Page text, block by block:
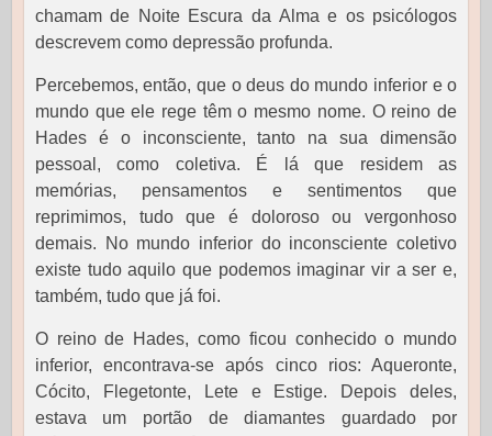
chamam de Noite Escura da Alma e os psicólogos
descrevem como depressão profunda.
Percebemos, então, que o deus do mundo inferior e o
mundo que ele rege têm o mesmo nome. O reino de
Hades é o inconsciente, tanto na sua dimensão
pessoal, como coletiva. É lá que residem as
memórias, pensamentos e sentimentos que
reprimimos, tudo que é doloroso ou vergonhoso
demais. No mundo inferior do inconsciente coletivo
existe tudo aquilo que podemos imaginar vir a ser e,
também, tudo que já foi.
O reino de Hades, como ficou conhecido o mundo
inferior, encontrava-se após cinco rios: Aqueronte,
Cócito, Flegetonte, Lete e Estige. Depois deles,
estava um portão de diamantes guardado por